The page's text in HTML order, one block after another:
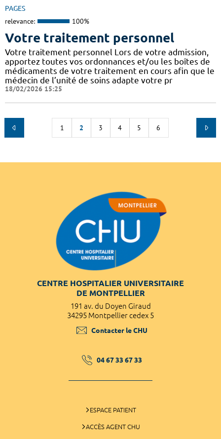
PAGES
relevance: 100%
Votre traitement personnel
Votre traitement personnel Lors de votre admission,
apportez toutes vos ordonnances et/ou les boîtes de
médicaments de votre traitement en cours afin que le
médecin de l’unité de soins adapte votre pr
18/02/2026 15:25
1 2 3 4 5 6
CENTRE HOSPITALIER UNIVERSITAIRE
DE MONTPELLIER
191 av. du Doyen Giraud
34295 Montpellier cedex 5
Contacter le CHU
04 67 33 67 33
ESPACE PATIENT
ACCÈS AGENT CHU